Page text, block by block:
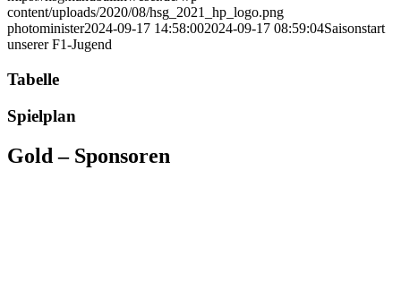
content/uploads/2020/08/hsg_2021_hp_logo.png
photominister2024-09-17 14:58:002024-09-17 08:59:04Saisonstart
unserer F1-Jugend
Tabelle
Spielplan
Gold – Sponsoren